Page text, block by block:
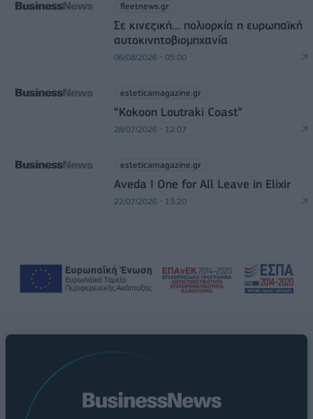
fleetnews.gr
Σε κινεζική… πολιορκία η ευρωπαϊκή
αυτοκινητοβιομηχανία
06/08/2026 - 05:00
esteticamagazine.gr
“Kokoon Loutraki Coast”
28/07/2026 - 12:07
esteticamagazine.gr
Aveda I One for All Leave in Elixir
22/07/2026 - 13:20